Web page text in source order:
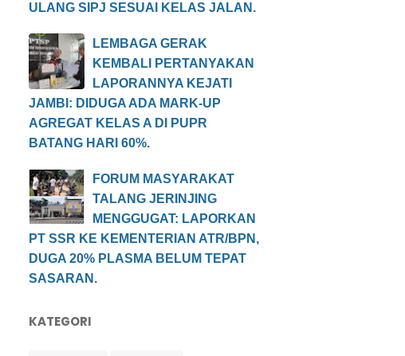
ULANG SIPJ SESUAI KELAS JALAN.
LEMBAGA GERAK
KEMBALI PERTANYAKAN
LAPORANNYA KEJATI
JAMBI: DIDUGA ADA MARK-UP
AGREGAT KELAS A DI PUPR
BATANG HARI 60%.
FORUM MASYARAKAT
TALANG JERINJING
MENGGUGAT: LAPORKAN
PT SSR KE KEMENTERIAN ATR/BPN,
DUGA 20% PLASMA BELUM TEPAT
SASARAN.
KATEGORI